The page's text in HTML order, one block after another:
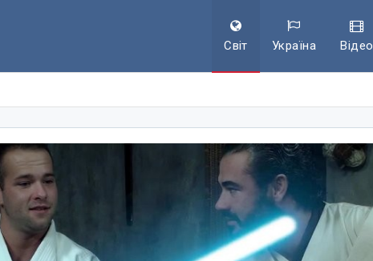
Світ Україна Відео